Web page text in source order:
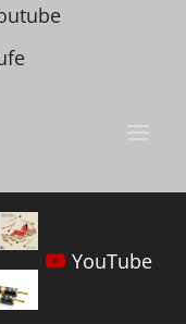
YouTube